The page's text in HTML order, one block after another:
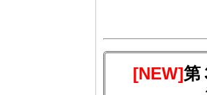
[NEW]第